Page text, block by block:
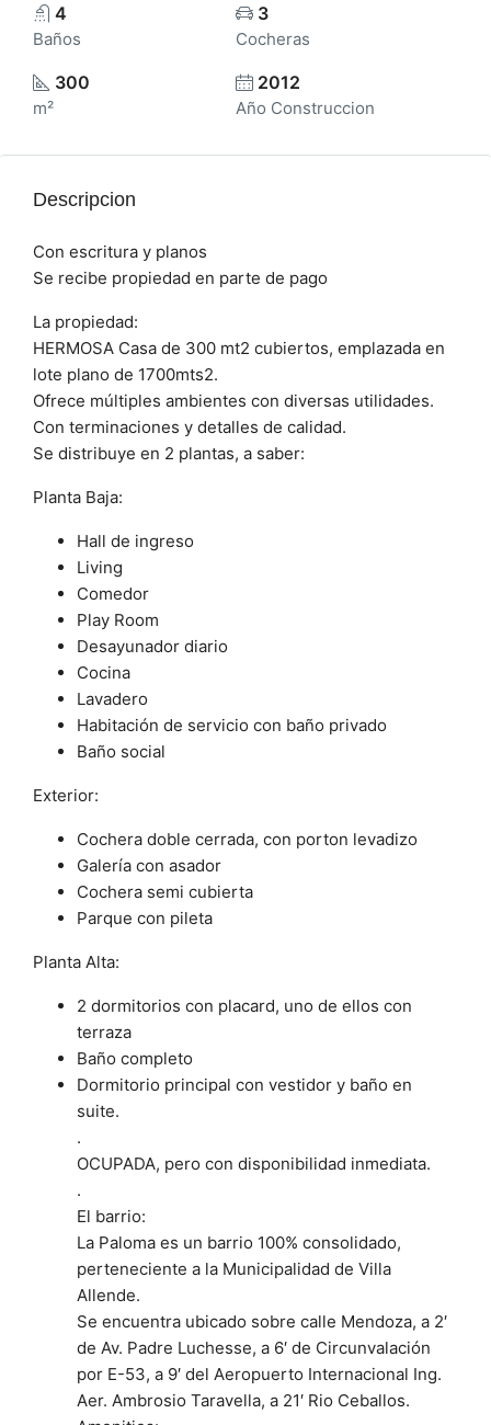
4
Baños
3
Cocheras
300
m²
2012
Año Construccion
Descripcion
Con escritura y planos
Se recibe propiedad en parte de pago
La propiedad:
HERMOSA Casa de 300 mt2 cubiertos, emplazada en
lote plano de 1700mts2.
Ofrece múltiples ambientes con diversas utilidades.
Con terminaciones y detalles de calidad.
Se distribuye en 2 plantas, a saber:
Planta Baja:
Hall de ingreso
Living
Comedor
Play Room
Desayunador diario
Cocina
Lavadero
Habitación de servicio con baño privado
Baño social
Exterior:
Cochera doble cerrada, con porton levadizo
Galería con asador
Cochera semi cubierta
Parque con pileta
Planta Alta:
2 dormitorios con placard, uno de ellos con
terraza
Baño completo
Dormitorio principal con vestidor y baño en
suite.
.
OCUPADA, pero con disponibilidad inmediata.
.
El barrio:
La Paloma es un barrio 100% consolidado,
perteneciente a la Municipalidad de Villa
Allende.
Se encuentra ubicado sobre calle Mendoza, a 2′
de Av. Padre Luchesse, a 6′ de Circunvalación
por E-53, a 9′ del Aeropuerto Internacional Ing.
Aer. Ambrosio Taravella, a 21′ Rio Ceballos.